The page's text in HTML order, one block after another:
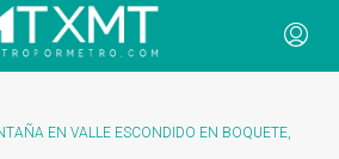
EN VALLE ESCONDIDO EN BOQUETE,